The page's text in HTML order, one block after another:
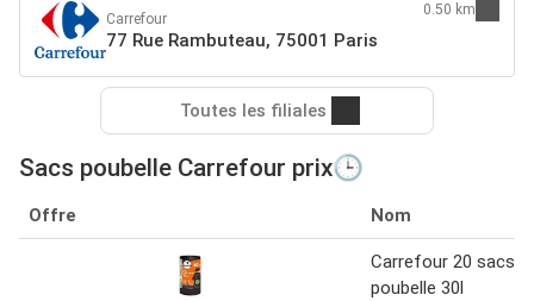
Carrefour
77 Rue Rambuteau, 75001 Paris
0.50 km
Toutes les filiales
Sacs poubelle Carrefour prix🕒
Offre Nom
Carrefour 20 sacs
poubelle 30l